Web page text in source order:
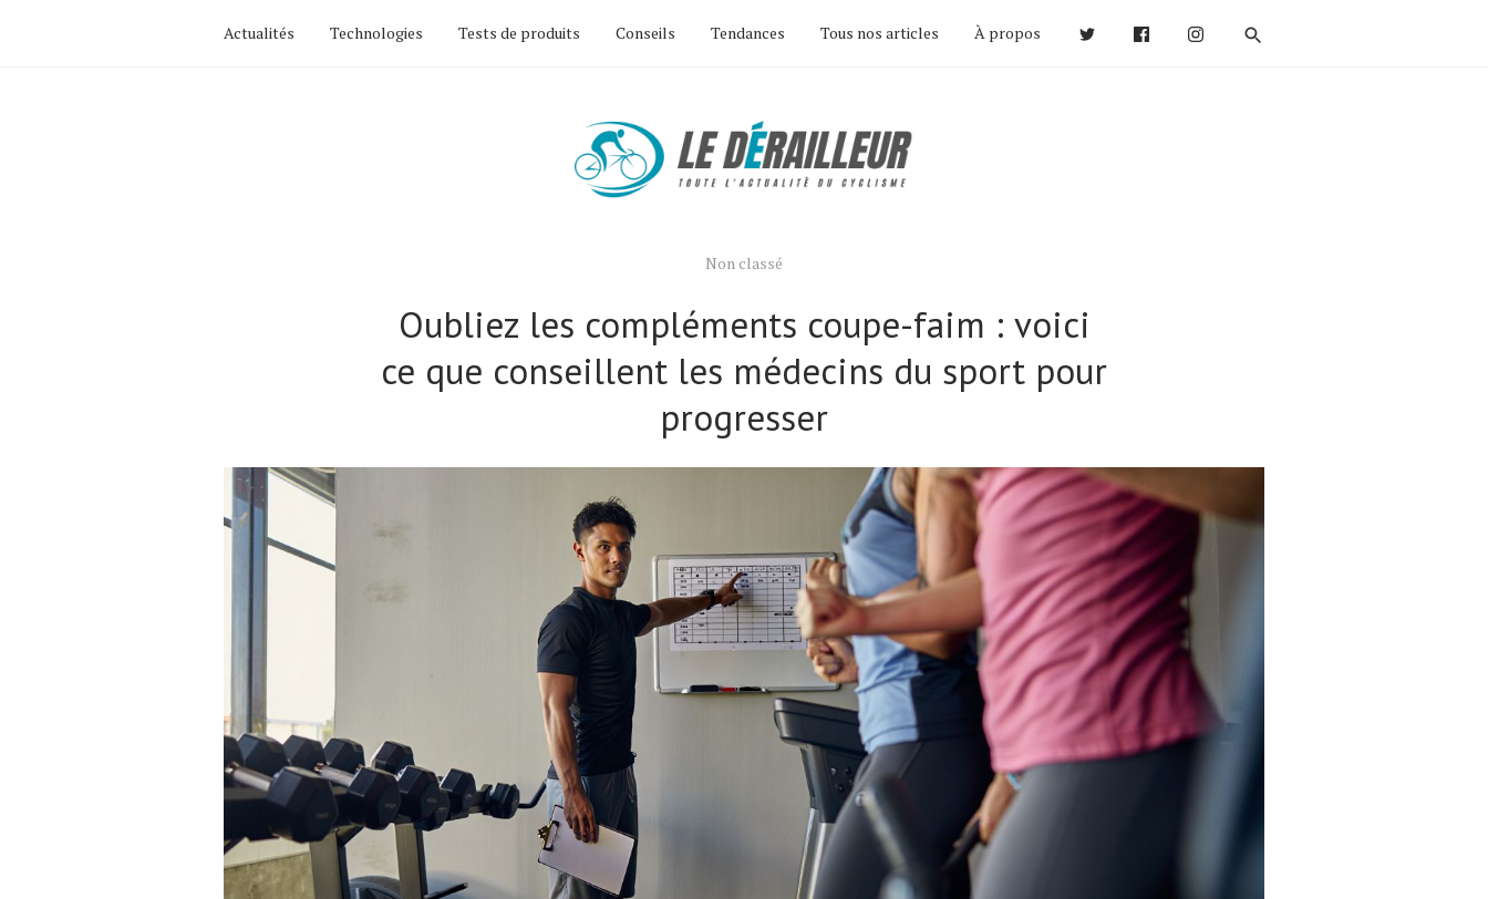
Actualités Technologies Tests de produits Conseils Tendances Tous nos articles À propos
Non classé
Oubliez les compléments coupe-faim : voici
ce que conseillent les médecins du sport pour
progresser